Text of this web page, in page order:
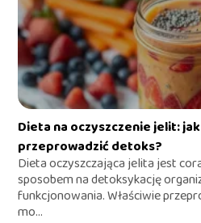
Dieta na oczyszczenie jelit:
przeprowadzić detoks?
Dieta oczyszczająca jelita jest
sposobem na detoksykację
funkcjonowania. Właściwie
mo...